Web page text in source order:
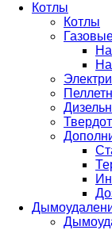
Котлы
Котлы